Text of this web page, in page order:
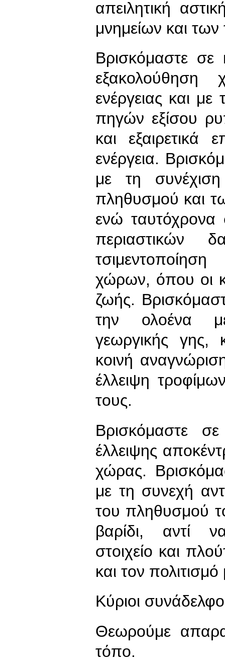
απειλητική
μνημείων και
Βρισκόμαστε σε
ενέργειας και
πηγών εξίσου
και εξαιρετικά
ενέργεια.
με τη
πληθυσμού και
ενώ ταυτόχρονα
χώρων, όπου οι
ζωής.
την ολοένα
γεωργικής γης,
κοινή
έλλειψη
τους.
Βρισκόμαστε σε
έλλειψης
χώρας.
με τη συνεχή
του πληθυσμού
βαρίδι, αντί
στοιχείο και
και τον
Κύριοι
Θεωρούμε
τόπο.